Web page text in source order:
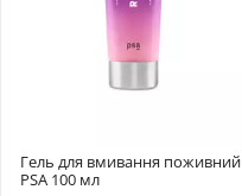
Гель для вмивання поживний
PSA 100 мл